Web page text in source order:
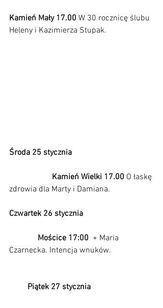
Kamień Mały 17.00 W 30 rocznicę ślubu
Heleny i Kazimierza Stupak.
Środa 25 stycznia
Kamień Wielki 17.00 O łaskę
zdrowia dla Marty i Damiana.
Czwartek 26 stycznia
              Mościce 17:00
  + Maria
Czarnecka. Intencja wnuków.
         Piątek 27 stycznia